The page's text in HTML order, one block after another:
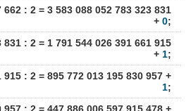
662 : 2 = 3 583 088 052 783 323 831
+ 0;
831 : 2 = 1 791 544 026 391 661 915
+ 1;
915 : 2 = 895 772 013 195 830 957 +
1;